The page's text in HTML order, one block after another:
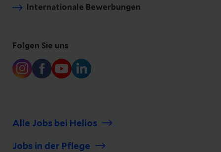
Internationale Bewerbungen
Folgen Sie uns
Alle Jobs bei Helios
Jobs in der Pflege